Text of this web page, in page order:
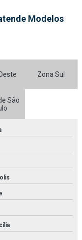
Modelos
Zona Sul
São